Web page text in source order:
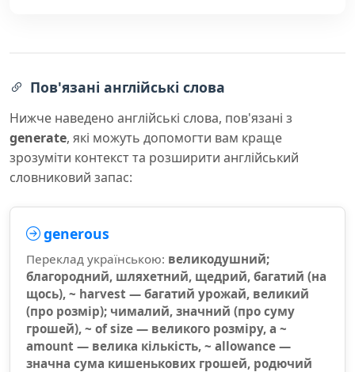
Пов'язані англійські слова
Нижче наведено англійські слова, пов'язані з
generate, які можуть допомогти вам краще
зрозуміти контекст та розширити англійський
словниковий запас:
generous
Переклад українською: великодушний;
благородний, шляхетний, щедрий, багатий (на
щось), ~ harvest — багатий урожай, великий
(про розмір); чималий, значний (про суму
грошей), ~ of size — великого розміру, a ~
amount — велика кількість, ~ allowance —
значна сума кишенькових грошей, родючий